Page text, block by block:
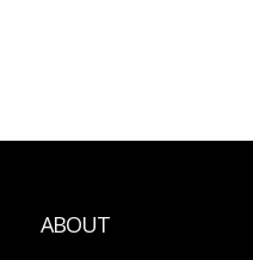
ABOUT